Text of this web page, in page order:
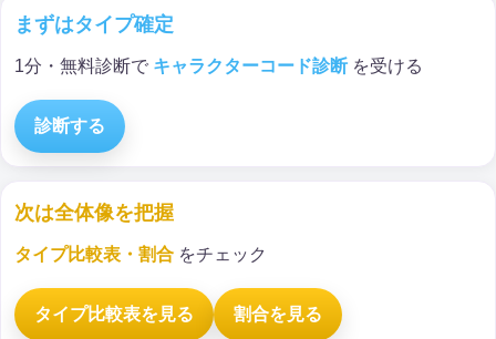
まずはタイプ確定
1分・無料診断で キャラクターコード診断 を受ける
診断する
次は全体像を把握
タイプ比較表・割合 をチェック
タイプ比較表を見る 割合を見る